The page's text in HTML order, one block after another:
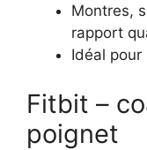
Montres,
rapport
Idéal
Fitbit –
poignet